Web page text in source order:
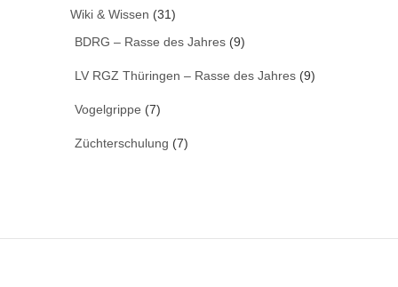
Wiki & Wissen (31)
BDRG – Rasse des Jahres (9)
LV RGZ Thüringen – Rasse des Jahres (9)
Vogelgrippe (7)
Züchterschulung (7)